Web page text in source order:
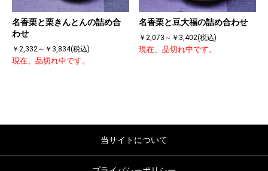
名香栗と栗きんとんの詰め合
わせ
￥2,332～￥3,834(税込)
現在、品切れ中です。
名香栗と豆大福の詰め合わせ
￥2,073～￥3,402(税込)
現在、品切れ中です。
当サイトについて